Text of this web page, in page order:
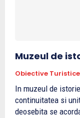
Muzeul de
Obiective
In muzeul de
continuitatea si
deosebita se